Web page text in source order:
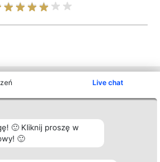
Live chat
🙂 Kliknij proszę w
🙂
Plebiscyt
Laureaci
Lista
Kontakt